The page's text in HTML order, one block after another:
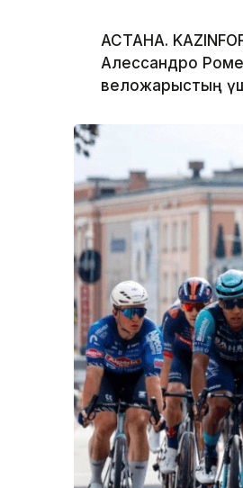
АСТАНА.
Алессандро
веложарыстың